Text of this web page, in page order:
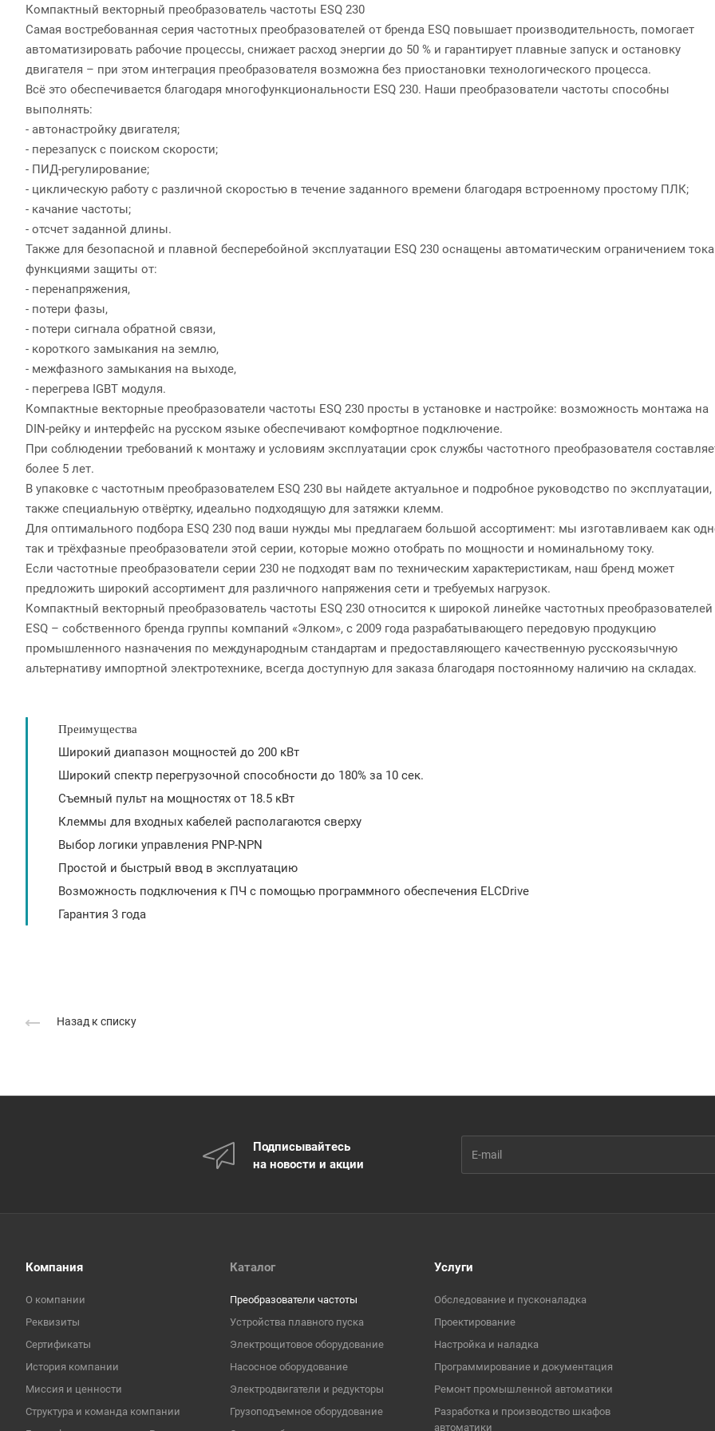
Компактный векторный преобразователь частоты ESQ 230
Самая востребованная серия частотных преобразователей от бренда ESQ повышает производительность, помогает
автоматизировать рабочие процессы, снижает расход энергии до 50 % и гарантирует плавные запуск и остановку
двигателя – при этом интеграция преобразователя возможна без приостановки технологического процесса.
Всё это обеспечивается благодаря многофункциональности ESQ 230. Наши преобразователи частоты способны
выполнять:
- автонастройку двигателя;
- перезапуск с поиском скорости;
- ПИД-регулирование;
- циклическую работу с различной скоростью в течение заданного времени благодаря встроенному простому ПЛК;
- качание частоты;
- отсчет заданной длины.
Также для безопасной и плавной бесперебойной эксплуатации ESQ 230 оснащены автоматическим ограничением
функциями защиты от:
- перенапряжения,
- потери фазы,
- потери сигнала обратной связи,
- короткого замыкания на землю,
- межфазного замыкания на выходе,
- перегрева IGBT модуля.
Компактные векторные преобразователи частоты ESQ 230 просты в установке и настройке: возможность монтажа на
DIN-рейку и интерфейс на русском языке обеспечивают комфортное подключение.
При соблюдении требований к монтажу и условиям эксплуатации срок службы частотного преобразователя
более 5 лет.
В упаковке с частотным преобразователем ESQ 230 вы найдете актуальное и подробное руководство по эксплуатации,
также специальную отвёртку, идеально подходящую для затяжки клемм.
Для оптимального подбора ESQ 230 под ваши нужды мы предлагаем большой ассортимент: мы изготавливаем как
так и трёхфазные преобразователи этой серии, которые можно отобрать по мощности и номинальному току.
Если частотные преобразователи серии 230 не подходят вам по техническим характеристикам, наш бренд может
предложить широкий ассортимент для различного напряжения сети и требуемых нагрузок.
Компактный векторный преобразователь частоты ESQ 230 относится к широкой линейке частотных преобразователей
ESQ – собственного бренда группы компаний «Элком», с 2009 года разрабатывающего передовую продукцию
промышленного назначения по международным стандартам и предоставляющего качественную русскоязычную
альтернативу импортной электротехнике, всегда доступную для заказа благодаря постоянному наличию на складах.
Преимущества
Широкий диапазон мощностей до 200 кВт
Широкий спектр перегрузочной способности до 180% за 10 сек.
Съемный пульт на мощностях от 18.5 кВт
Клеммы для входных кабелей располагаются сверху
Выбор логики управления PNP-NPN
Простой и быстрый ввод в эксплуатацию
Возможность подключения к ПЧ с помощью программного обеспечения ELCDrive
Гарантия 3 года
Назад к списку
Подписывайтесь
на новости и акции
Компания
О компании
Реквизиты
Сертификаты
История компании
Миссия и ценности
Структура и команда компании
Каталог
Преобразователи частоты
Устройства плавного пуска
Электрощитовое оборудование
Насосное оборудование
Электродвигатели и редукторы
Грузоподъемное оборудование
Услуги
Обследование и пусконаладка
Проектирование
Настройка и наладка
Программирование и документация
Ремонт промышленной автоматики
Разработка и производство шкафов
автоматики